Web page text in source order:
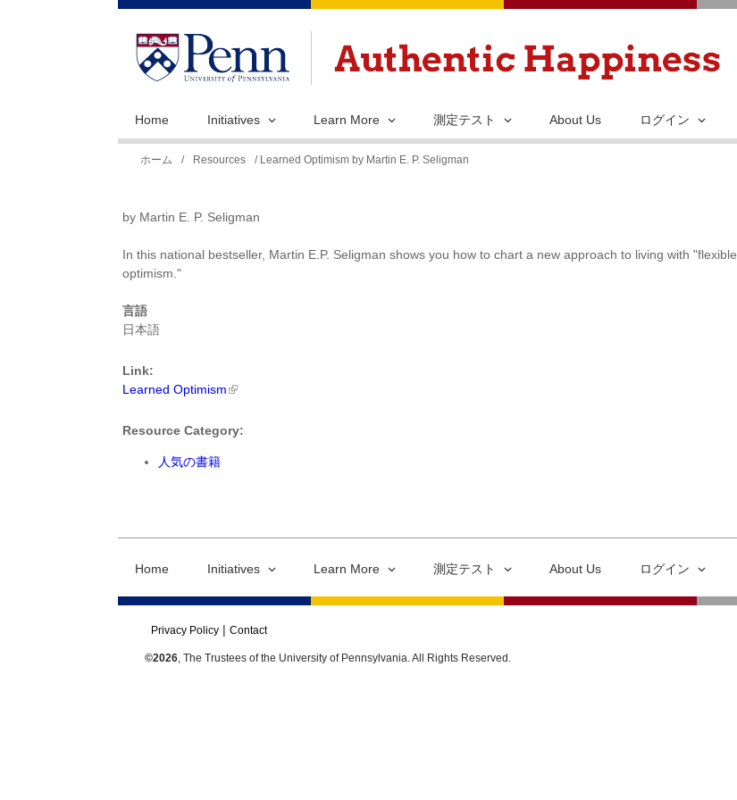
メ
ン
テ
動
Home Initiatives Learn More 測定テスト About Us ログイン
ホーム / Resources / Learned Optimism by Martin E. P. Seligman
by Martin E. P. Seligman
In this national bestseller, Martin E.P. Seligman shows you how to chart a new approach to living with "flexible
optimism."
言語
日本語
Link:
Learned Optimism
Resource Category:
人気の書籍
Home Initiatives Learn More 測定テスト About Us ログイン
Privacy Policy Contact
©2026, The Trustees of the University of Pennsylvania. All Rights Reserved.